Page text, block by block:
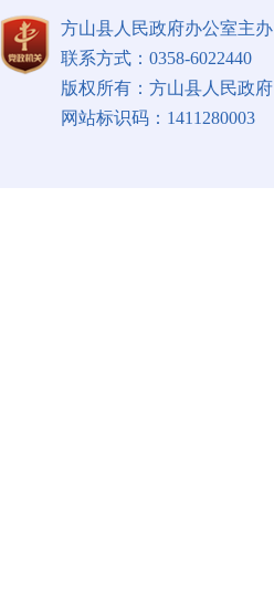
方山县人民政府办公室主办
联系方式：0358-6022440
版权所有：方山县人民政府
网站标识码：1411280003